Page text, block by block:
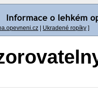
Ukradené ropíky ]